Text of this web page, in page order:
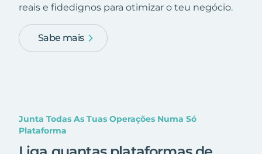
reais e fidedignos para otimizar o teu negócio.
Sabe mais
Junta Todas As Tuas Operações Numa Só
Plataforma